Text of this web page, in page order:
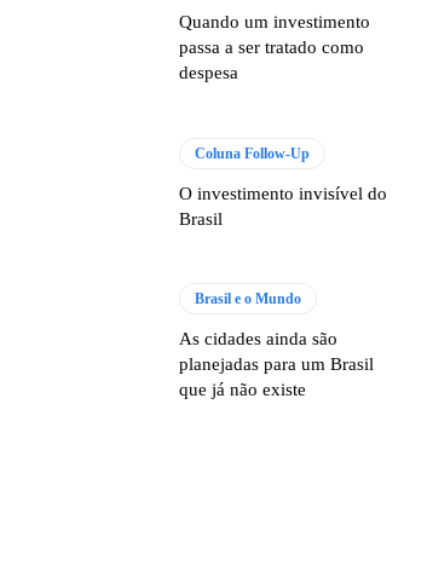
Quando um investimento
passa a ser tratado como
despesa
Coluna Follow-Up
O investimento invisível do
Brasil
Brasil e o Mundo
As cidades ainda são
planejadas para um Brasil
que já não existe